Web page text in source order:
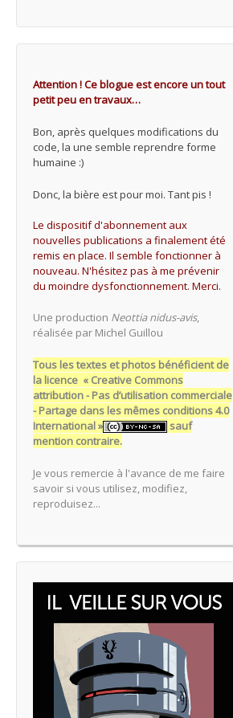
Attention ! Ce blogue est encore un tout
petit peu en travaux…
Bon, après quelques modifications du
code, la une semble reprendre forme
humaine :)
Donc, la bière est pour moi. Tant pis !
Le dispositif d'abonnement aux
nouvelles publications a finalement été
remis en place. Il semble fonctionner à
nouveau. N'hésitez pas à me prévenir
du moindre dysfonctionnement. Merci.
Une production Neottia nidus-avis,
réalisée par Michel Guillou
Tous les textes et photos bénéficient de
la licence « Creative Commons
attribution - Pas d’utilisation commerciale
- Partage dans les mêmes conditions 4.0
International »
sauf
mention contraire.
Je vous remercie à l'avance de me faire
savoir si vous utilisez, modifiez,
reproduisez...